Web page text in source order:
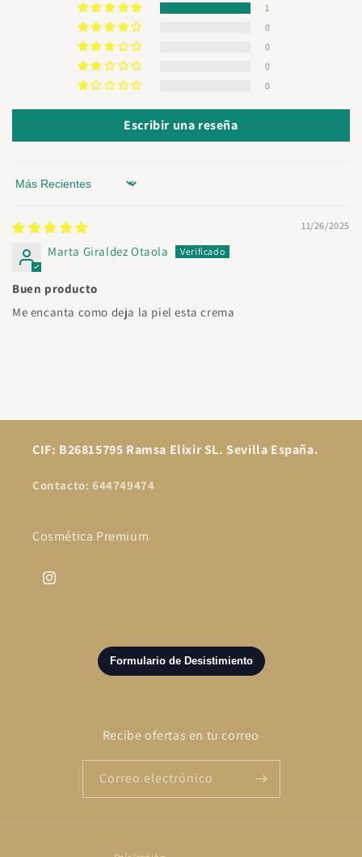
1
0
0
0
0
Escribir una reseña
Sort by
11/26/2025
Marta Giraldez Otaola
Buen producto
Me encanta como deja la piel esta crema
CIF: B26815795 Ramsa Elixir SL. Sevilla España.
Contacto: 644749474
Cosmética Premium
Instagram
Recibe ofertas en tu correo
Correo electrónico